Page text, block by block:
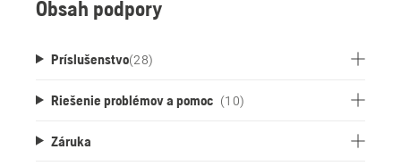
Obsah podpory
Príslušenstvo(28)
Riešenie problémov a pomoc (10)
Záruka